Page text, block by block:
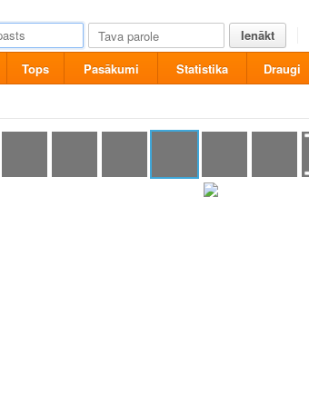
Ienākt
Tops Pasākumi Statistika Draugi